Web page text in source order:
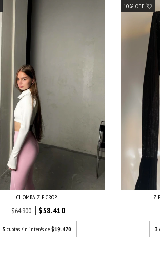
CHOMBA ZIP CROP
$64.900 $58.410
3 cuotas sin interés de$19.470
10% OFF 💘
3